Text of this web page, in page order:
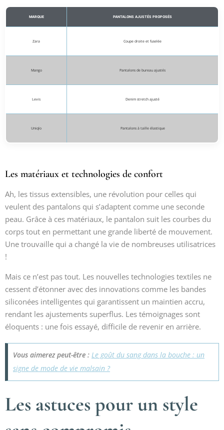
MARQUE PANTALONS AJUSTÉS PROPOSÉS
Zara Coupe droite et fuselée
Mango Pantalons de bureau ajustés
Levis Denim stretch ajusté
Uniqlo Pantalons à taille élastique
Les matériaux et technologies de confort
Ah, les tissus extensibles, une révolution pour celles qui
veulent des pantalons qui s’adaptent comme une seconde
peau. Grâce à ces matériaux, le pantalon suit les courbes du
corps tout en permettant une grande liberté de mouvement.
Une trouvaille qui a changé la vie de nombreuses utilisatrices
!
Mais ce n’est pas tout. Les nouvelles technologies textiles ne
cessent d’étonner avec des innovations comme les bandes
siliconées intelligentes qui garantissent un maintien accru,
rendant les ajustements superflus. Les témoignages sont
éloquents : une fois essayé, difficile de revenir en arrière.
Vous aimerez peut-être : Le goût du sang dans la bouche : un
signe de mode de vie malsain ?
Les astuces pour un style